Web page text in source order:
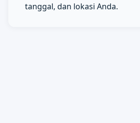
tanggal, dan lokasi Anda.